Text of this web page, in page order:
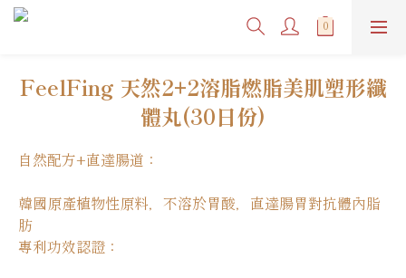
FeelFing 天然2+2溶脂燃脂美肌塑形纖
體丸(30日份)
自然配方+直達腸道：
韓國原產植物性原料，不溶於胃酸，直達腸胃對抗體內脂
肪
專利功效認證：